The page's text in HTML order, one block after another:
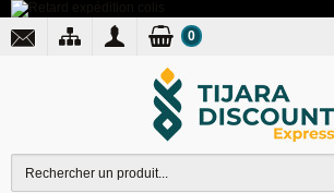
0